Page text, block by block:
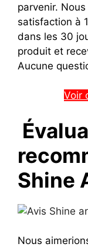
parvenir.
satisfaction à
dans les 30
produit et
Aucune
Voir
Shine
Nous